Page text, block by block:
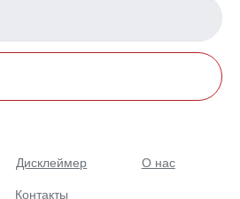
Дисклеймер
О нас
Контакты